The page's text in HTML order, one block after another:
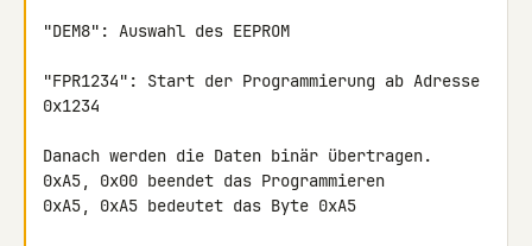
"DEM8": Auswahl des EEPROM
"FPR1234": Start der Programmierung ab Adresse
0x1234
Danach werden die Daten binär übertragen.
0xA5, 0x00 beendet das Programmieren
0xA5, 0xA5 bedeutet das Byte 0xA5